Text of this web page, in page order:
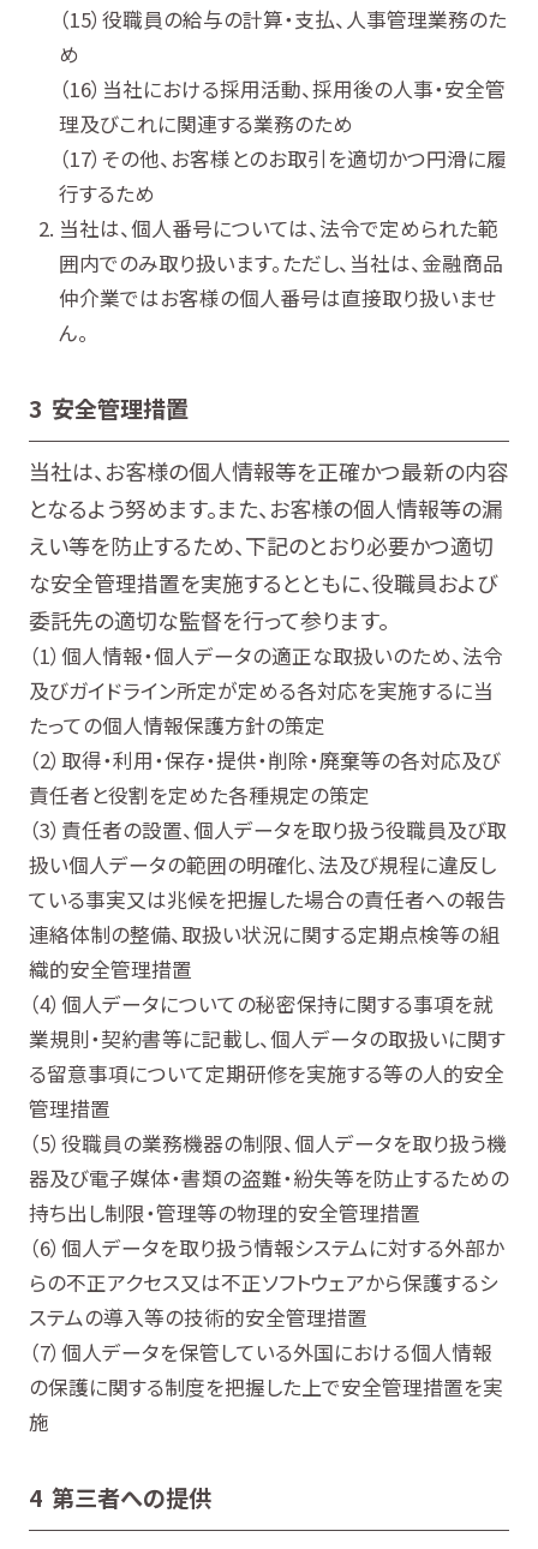
役職員の給与の計算・支払、人事管理業務のた
め
当社における採用活動、採用後の人事・安全管
理及びこれに関連する業務のため
その他、お客様とのお取引を適切かつ円滑に履
行するため
当社は、個人番号については、法令で定められた範
囲内でのみ取り扱います。ただし、当社は、金融商品
仲介業ではお客様の個人番号は直接取り扱いませ
ん。
3 安全管理措置
当社は、お客様の個人情報等を正確かつ最新の内容
となるよう努めます。また、お客様の個人情報等の漏
えい等を防止するため、下記のとおり必要かつ適切
な安全管理措置を実施するとともに、役職員および
委託先の適切な監督を行って参ります。
個人情報・個人データの適正な取扱いのため、法令
及びガイドライン所定が定める各対応を実施するに当
たっての個人情報保護方針の策定
取得・利用・保存・提供・削除・廃棄等の各対応及び
責任者と役割を定めた各種規定の策定
責任者の設置、個人データを取り扱う役職員及び取
扱い個人データの範囲の明確化、法及び規程に違反し
ている事実又は兆候を把握した場合の責任者への報告
連絡体制の整備、取扱い状況に関する定期点検等の組
織的安全管理措置
個人データについての秘密保持に関する事項を就
業規則・契約書等に記載し、個人データの取扱いに関す
る留意事項について定期研修を実施する等の人的安全
管理措置
役職員の業務機器の制限、個人データを取り扱う機
器及び電子媒体・書類の盗難・紛失等を防止するための
持ち出し制限・管理等の物理的安全管理措置
個人データを取り扱う情報システムに対する外部か
らの不正アクセス又は不正ソフトウェアから保護するシ
ステムの導入等の技術的安全管理措置
個人データを保管している外国における個人情報
の保護に関する制度を把握した上で安全管理措置を実
施
4 第三者への提供